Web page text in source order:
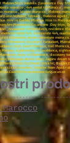
Volubilis ;Casablanca Day
morocco , 4x4 rental in Morocco ,
, leisure morocco , Meknes
Tetouan , thalasso
Hire in Dakhla; Minibus Hire in
Excursions ;Day
, restaurant in Marrakech,
rental 4x4, Ouarzazate 4x4,
Marrakech, desert adventure
discovery Taroudant,
trips south Morocco, trail
sightseeing in Casablanca,
tours in Marrakech, discovery
desert tours; Zagora desert
Erg lihoudi ;Imilchil;
cities transfers; Transfer from